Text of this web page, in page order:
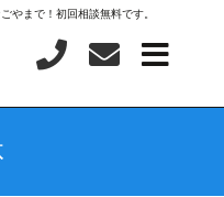
やまで！初回相談無料です。